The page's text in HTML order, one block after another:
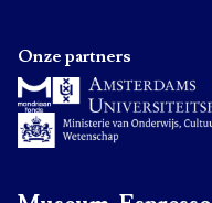
Onze partners